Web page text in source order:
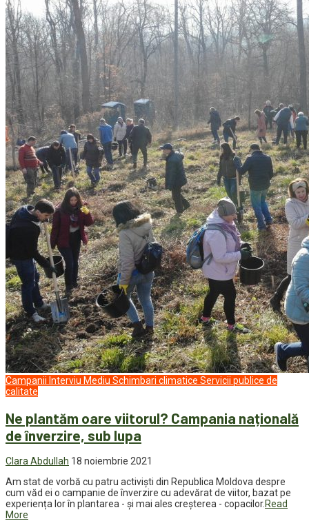
Campanii Interviu Mediu Schimbari climatice Servicii publice de
calitate
Ne plantăm oare viitorul? Campania națională
de înverzire, sub lupa
Clara Abdullah 18 noiembrie 2021
Am stat de vorbă cu patru activiști din Republica Moldova despre
cum văd ei o campanie de înverzire cu adevărat de viitor, bazat pe
experiența lor în plantarea - și mai ales creșterea - copacilor. Read
More